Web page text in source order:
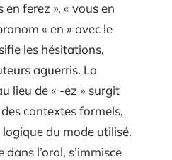
ferez », « vous en
« en » avec le
les hésitations,
aguerris. La
lieu de « -ez » surgit
contextes formels,
du mode utilisé.
dans l’oral, s’immisce